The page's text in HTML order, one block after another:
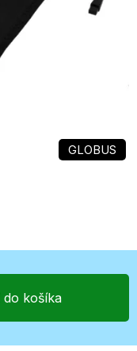
GLOBUS
do košíka